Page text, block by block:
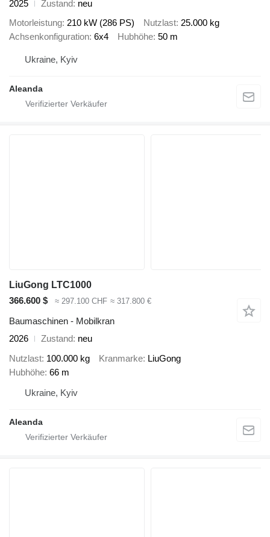
2025 Zustand
neu
Motorleistung 210 kW (286 PS) Nutzlast 25.000 kg
Achsenkonfiguration 6x4 Hubhöhe 50 m
Ukraine, Kyiv
Aleanda
LiuGong LTC1000
366.600 $
≈ 297.100 CHF ≈ 317.800 €
Baumaschinen - Mobilkran
2026
Zustand neu
Nutzlast 100.000 kg Kranmarke LiuGong
Hubhöhe 66 m
Ukraine, Kyiv
Aleanda